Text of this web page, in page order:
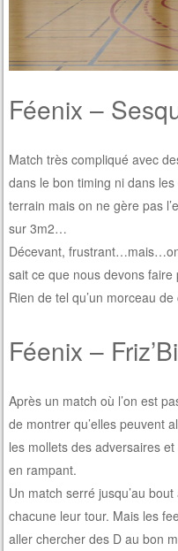
Féenix –
Match très compliqué avec
dans le bon timing ni dans
terrain mais on ne gère pas
sur 3m2…
Décevant,
sait ce que nous devons
Rien de tel qu’un morceau
Féenix –
Après un match où l’on est
de montrer qu’elles peuvent
les mollets des adversaires
en rampant.
Un match serré jusqu’au
chacune leur tour. Mais les
aller chercher des D au bon